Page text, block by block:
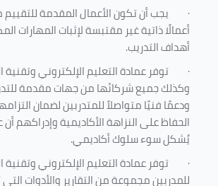
· يجب أن تكون الأعمال المقدمة
أعمالًا ذاتية غير مقتبسة لإثبات المهارات
أهداف التدريب.
· توفر عمادة التعليم الإلكتروني
وكذلك جميع شركائها من جهات مقدمة
ودعمًا فنيًا متواصلاً للمتدربين لضمان
الحفاظ على النزاهة الأكاديمية وإدراكهم أن
يُشكل سوء سلوك أكاديمي.
· توفر عمادة التعليم الإلكتروني
للمدربين مجموعة من التقارير والأدوات